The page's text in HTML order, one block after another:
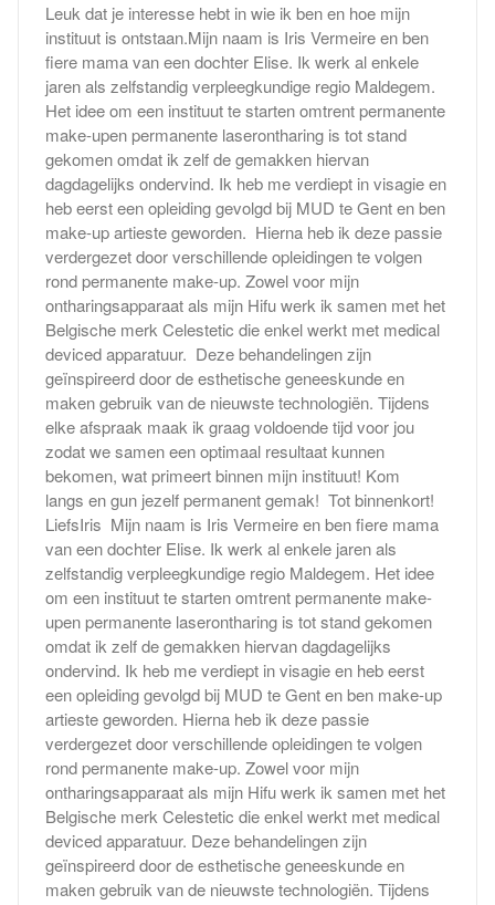
Leuk dat je interesse hebt in wie ik ben en hoe mijn
instituut is ontstaan.Mijn naam is Iris Vermeire en ben
fiere mama van een dochter Elise. Ik werk al enkele
jaren als zelfstandig verpleegkundige regio Maldegem.
Het idee om een instituut te starten omtrent permanente
make-upen permanente laserontharing is tot stand
gekomen omdat ik zelf de gemakken hiervan
dagdagelijks ondervind. Ik heb me verdiept in visagie en
heb eerst een opleiding gevolgd bij MUD te Gent en ben
make-up artieste geworden. Hierna heb ik deze passie
verdergezet door verschillende opleidingen te volgen
rond permanente make-up. Zowel voor mijn
ontharingsapparaat als mijn Hifu werk ik samen met het
Belgische merk Celestetic die enkel werkt met medical
deviced apparatuur. Deze behandelingen zijn
geïnspireerd door de esthetische geneeskunde en
maken gebruik van de nieuwste technologiën. Tijdens
elke afspraak maak ik graag voldoende tijd voor jou
zodat we samen een optimaal resultaat kunnen
bekomen, wat primeert binnen mijn instituut! Kom
langs en gun jezelf permanent gemak! Tot binnenkort!
LiefsIris Mijn naam is Iris Vermeire en ben fiere mama
van een dochter Elise. Ik werk al enkele jaren als
zelfstandig verpleegkundige regio Maldegem. Het idee
om een instituut te starten omtrent permanente make-
upen permanente laserontharing is tot stand gekomen
omdat ik zelf de gemakken hiervan dagdagelijks
ondervind. Ik heb me verdiept in visagie en heb eerst
een opleiding gevolgd bij MUD te Gent en ben make-up
artieste geworden. Hierna heb ik deze passie
verdergezet door verschillende opleidingen te volgen
rond permanente make-up. Zowel voor mijn
ontharingsapparaat als mijn Hifu werk ik samen met het
Belgische merk Celestetic die enkel werkt met medical
deviced apparatuur. Deze behandelingen zijn
geïnspireerd door de esthetische geneeskunde en
maken gebruik van de nieuwste technologiën. Tijdens